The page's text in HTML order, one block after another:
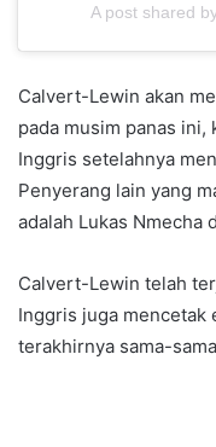
A post shared
Calvert-Lewin akan
pada musim panas
Inggris setelahnya
Penyerang lain yang
adalah Lukas Nmecha
​​​​​​​Calvert-Lewin telah
Inggris juga mencetak
terakhirnya sama-